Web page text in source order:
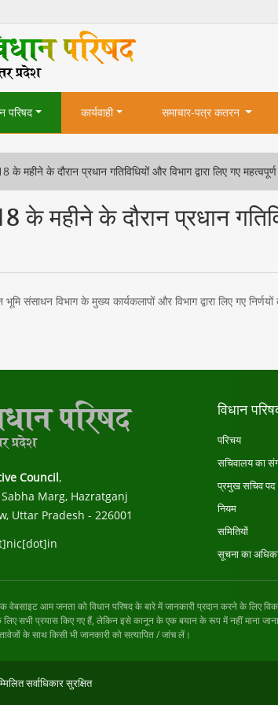
परिषद कार्यवाही समाचार-पत्र कतरन
महीने के दौरान प्रधान गतिविधियों और विभाग द्वारा लिए गए महत्वपूर्ण
महीने के दौरान प्रधान
संसाधन विभाग के मुख्य कार्यकलापों और विभाग द्वारा लिए गए
Council,
Marg, Hazratganj
Uttar Pradesh - 226001
विधान
परिचय
सचिवालय का
प्रमुख सचिव पद
नियम
समितियों
सूचना का
वेबसाइट आम जनता को विधान परिषद के बारे में जानकारी प्रदान करने के लिए
सभी प्रयास किए गए हैं, लेकिन इसे कानून के एक बयान के रूप में नहीं माना जाना
के साथ किसी भी जानकारी को सत्यापित / जांच लें।
सर्वाधिकार सुरक्षित